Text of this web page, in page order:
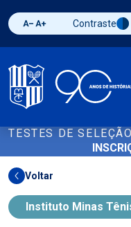
Diminuir fonte
Aumentar fonte
Alternar
Contraste
TESTES DE SELEÇÃO
Voltar
Instituto Minas